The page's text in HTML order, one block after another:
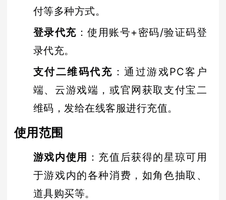
付等多种方式。
登录代充 ：使用账号+密码/验证码登
录代充。
支付二维码代充 ：通过游戏PC客户
端、云游戏端，或官网获取支付宝二
维码，发给在线客服进行充值。
使用范围
游戏内使用 ：充值后获得的星琼可用
于游戏内的各种消费，如角色抽取、
道具购买等。